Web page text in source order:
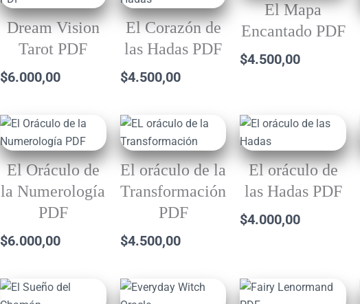
Dream Vision
Tarot PDF
$6.000,00
El Corazón de
las Hadas PDF
$4.500,00
El Mapa
Encantado PDF
$4.500,00
El Oráculo de
la Numerología
PDF
$6.000,00
El oráculo de la
Transformación
PDF
$4.500,00
El oráculo de
las Hadas PDF
$4.000,00